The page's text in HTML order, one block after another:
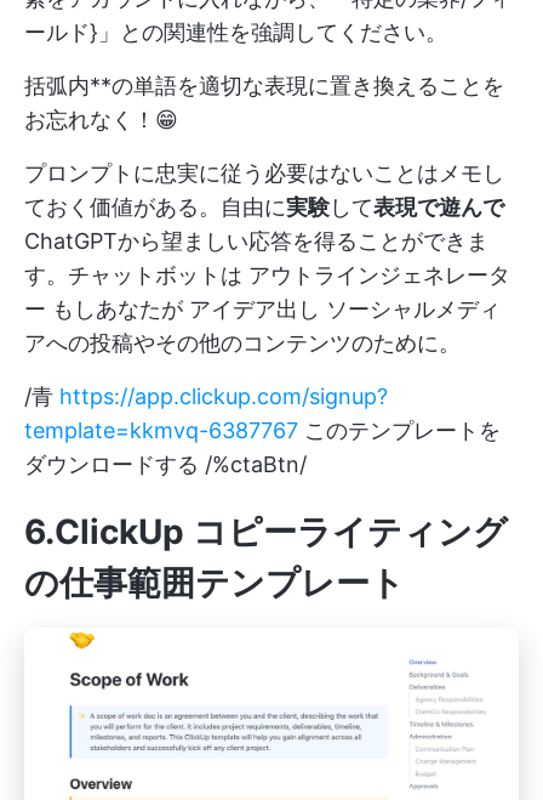
ールド}」との関連性を強調してください。
括弧内**の単語を適切な表現に置き換えることを
お忘れなく！😁
プロンプトに忠実に従う必要はないことはメモし
ておく価値がある。自由に実験して表現で遊んで
ChatGPTから望ましい応答を得ることができま
す。チャットボットは アウトラインジェネレータ
ー もしあなたが アイデア出し ソーシャルメディ
アへの投稿やその他のコンテンツのために。
/青 https://app.clickup.com/signup?
template=kkmvq-6387767 このテンプレートを
ダウンロードする /%ctaBtn/
6.ClickUp コピーライティング
の仕事範囲テンプレート